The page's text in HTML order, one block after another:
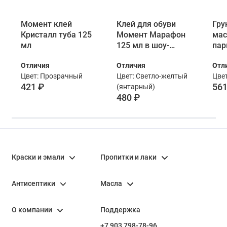
Момент клей
Кристалл туба 125
мл
Отличия
Цвет: Прозрачный
421 ₽
Клей для обуви
Момент Марафон
125 мл в шоу-
Отличия
Цвет: Светло-желтый
(янтарный)
480 ₽
01
мл
Краски и эмали Пропитки и лаки
Антисептики Масла
О компании
Поддержка